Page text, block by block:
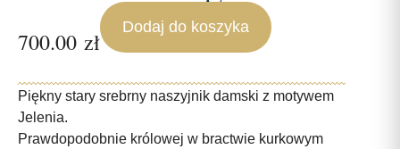
700.00 zł
Dodaj do koszyka
Piękny stary srebrny naszyjnik damski z motywem
Jelenia.
Prawdopodobnie królowej w bractwie kurkowym